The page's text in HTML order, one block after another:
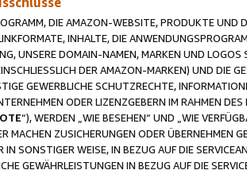
DIE AMAZON-WEBSITE, PRODUKTE UND
INHALTE, DIE
UNSERE DOMAIN-NAMEN, MARKEN UND
DER AMAZON-MARKEN) UND DIE
GEWERBLICHE SCHUTZRECHTE,
ODER LIZENZGEBERN IM RAHMEN
“), WERDEN „WIE BESEHEN“ UND „WIE
MACHEN ZUSICHERUNGEN ODER ÜBERNEHMEN
IN SONSTIGER WEISE, IN BEZUG AUF DIE
GEWÄHRLEISTUNGEN IN BEZUG AUF DIE